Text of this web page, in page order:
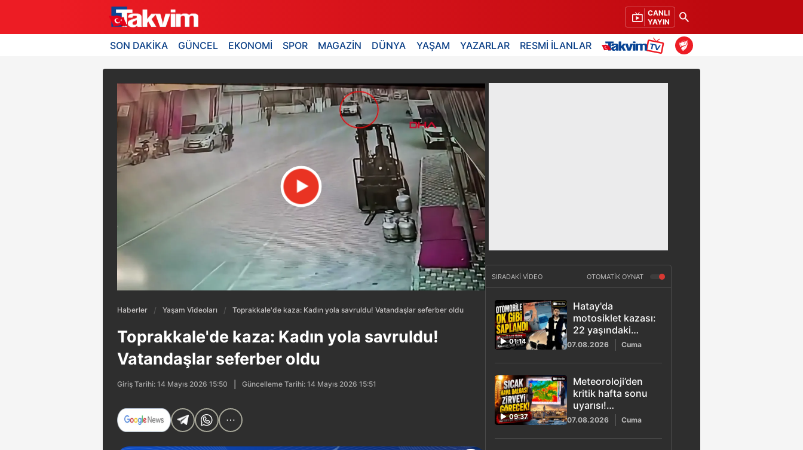
CANLI
YAYIN
SON DAKİKA GÜNCEL EKONOMİ SPOR MAGAZİN DÜNYA YAŞAM YAZARLAR RESMİ İLANLAR
Haberler Yaşam Videoları Toprakkale'de kaza: Kadın yola savruldu! Vatandaşlar seferber oldu
Toprakkale'de kaza: Kadın yola savruldu!
Vatandaşlar seferber oldu
Giriş Tarihi: 14 Mayıs 2026 15:50 Güncelleme Tarihi: 14 Mayıs 2026 15:51
SIRADAKİ VİDEO OTOMATİK OYNAT
01:14
Hatay'da
motosiklet kazası:
22 yaşındaki
Osman Yamaner
hayatını kaybetti
07.08.2026 Cuma
09:37
Meteoroloji’den
kritik hafta sonu
uyarısı!
Marmara'ya yağış
ve poyraz geliyor
07.08.2026 Cuma